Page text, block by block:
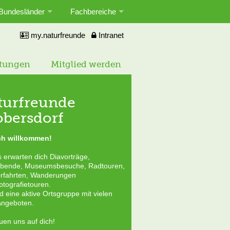
Fachbereiche
my.naturfreunde Intranet
Mitglied werden
willkommen!
erwarten dich Diavorträge,
Museumsbesuche, Radtouren,
Wanderungen
eine aktive Ortsgruppe mit vielen
uns auf dich!
eine
Geschenk für jeden Anlass!
und Freude an der Bewegung
sowie die beste
bei allen Aktivitäten!
schenken >